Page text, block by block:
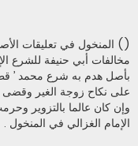
مخالفات أبي حنيفة للشرع
بأصل هدم به شرع محمد ’
على نكاح زوجة الغير
وإن كان عالما بالتزوير
الإمام الغزالي في المنخول .